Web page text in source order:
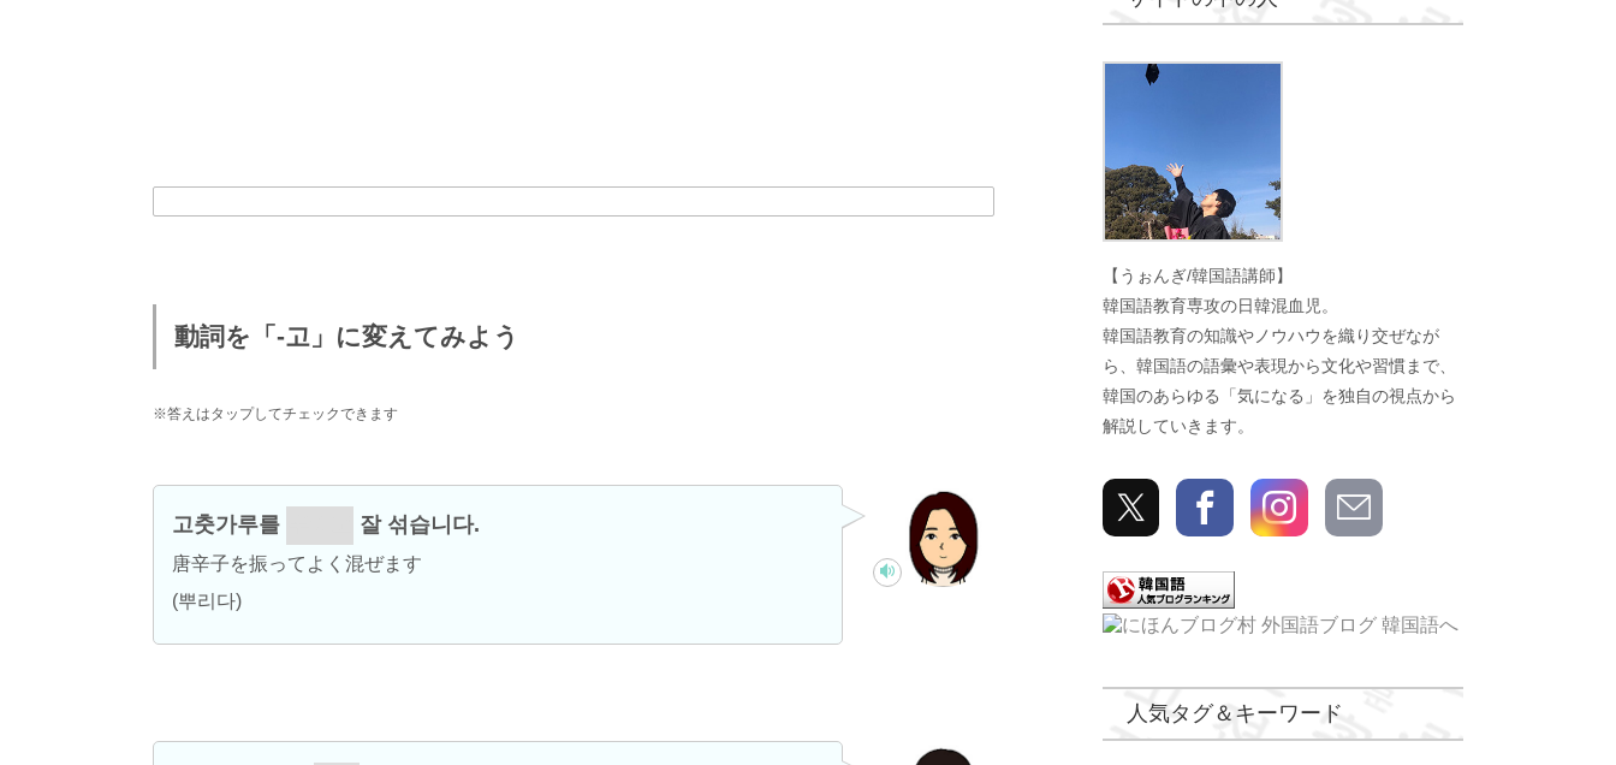
動詞を「-고」に変えてみよう
※答えはタップしてチェックできます
고춧가루를 잘 섞습니다.
唐辛子を振ってよく混ぜます
(뿌리다)
うぉんぎ
【うぉんぎ/韓国語講師】
韓国語教育専攻の日韓混血児。
韓国語教育の知識やノウハウを織り交ぜなが
ら、韓国語の語彙や表現から文化や習慣まで、
韓国のあらゆる「気になる」を独自の視点から
解説していきます。
人気タグ＆キーワード